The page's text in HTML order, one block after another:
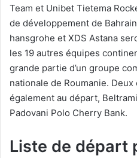
Team et Unibet Tietema
de développement de
hansgrohe et XDS Astana
les 19 autres équipes
grande partie d’un groupe
nationale de Roumanie.
également au départ,
Padovani Polo Cherry Bank.
Liste de départ